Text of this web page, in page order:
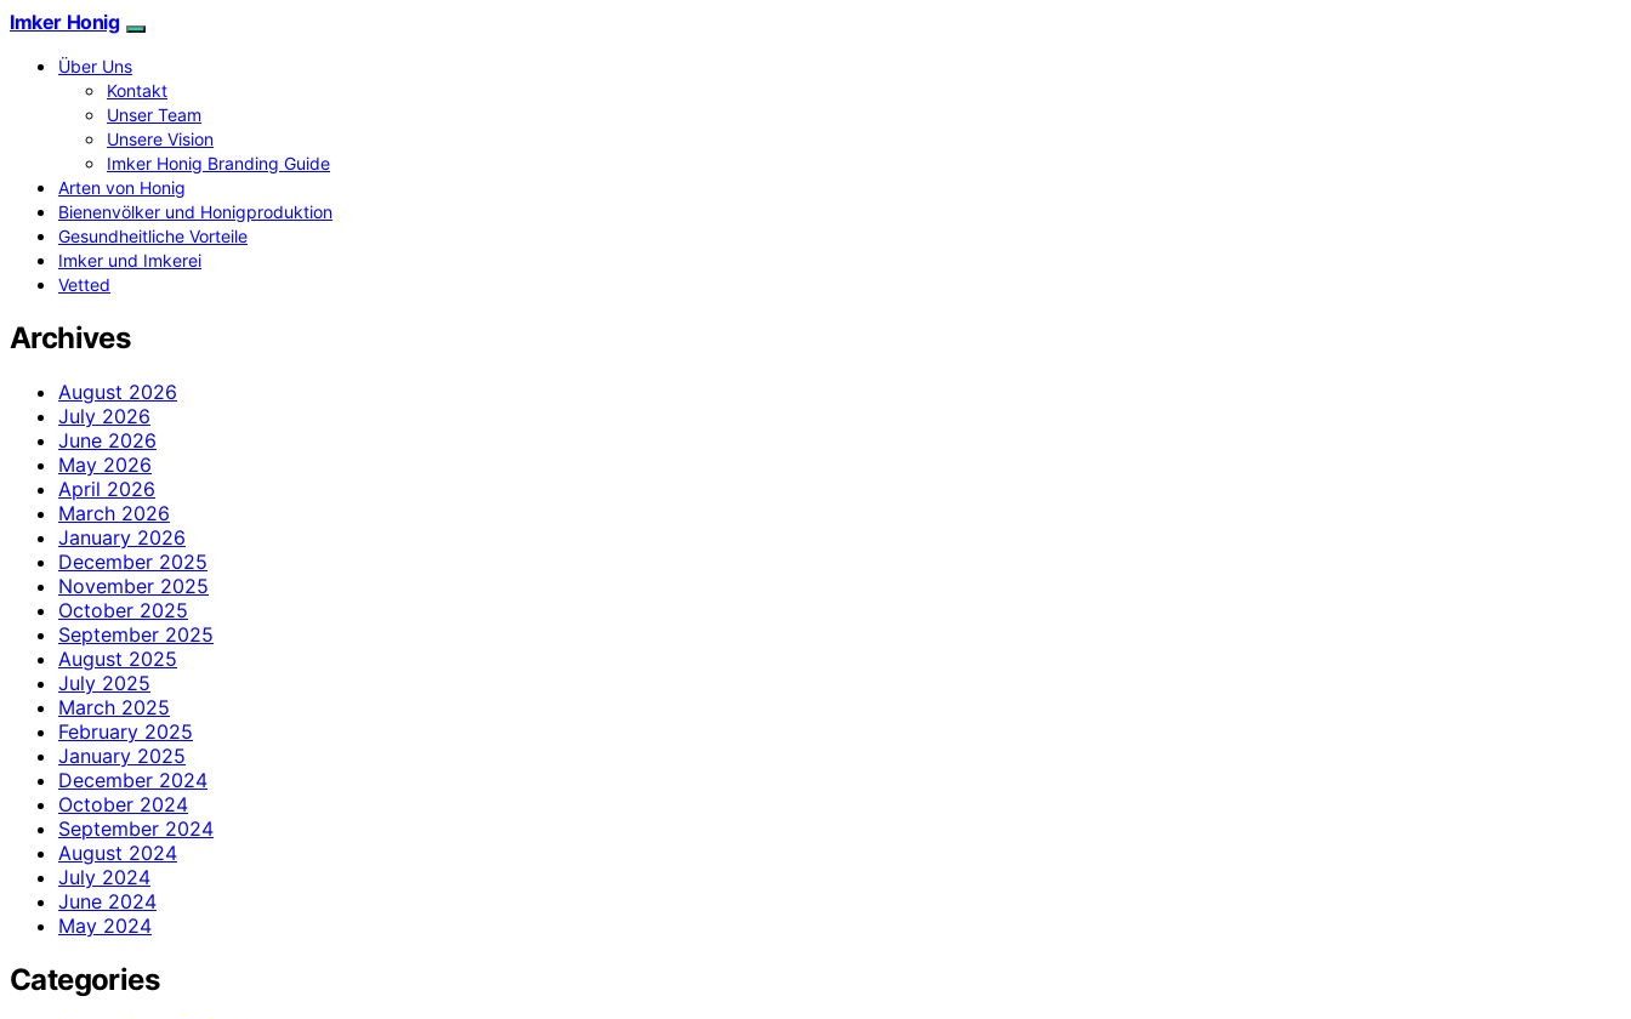
Imker Honig
Über Uns
Kontakt
Unser Team
Unsere Vision
Imker Honig Branding Guide
Arten von Honig
Bienenvölker und Honigproduktion
Gesundheitliche Vorteile
Imker und Imkerei
Vetted
Archives
August 2026
July 2026
June 2026
May 2026
April 2026
March 2026
January 2026
December 2025
November 2025
October 2025
September 2025
August 2025
July 2025
March 2025
February 2025
January 2025
December 2024
October 2024
September 2024
August 2024
July 2024
June 2024
May 2024
Categories